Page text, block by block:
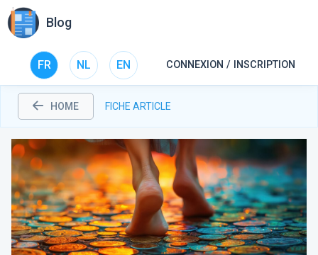
Blog
FR NL EN CONNEXION / INSCRIPTION
HOME FICHE ARTICLE